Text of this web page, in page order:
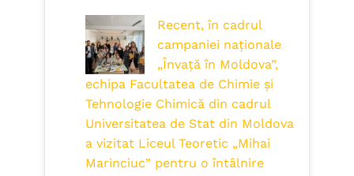
Recent, în cadrul
campaniei naționale
„Învață în Moldova”,
echipa Facultatea de Chimie și
Tehnologie Chimică din cadrul
Universitatea de Stat din Moldova
a vizitat Liceul Teoretic „Mihai
Marinciuc” pentru o întâlnire